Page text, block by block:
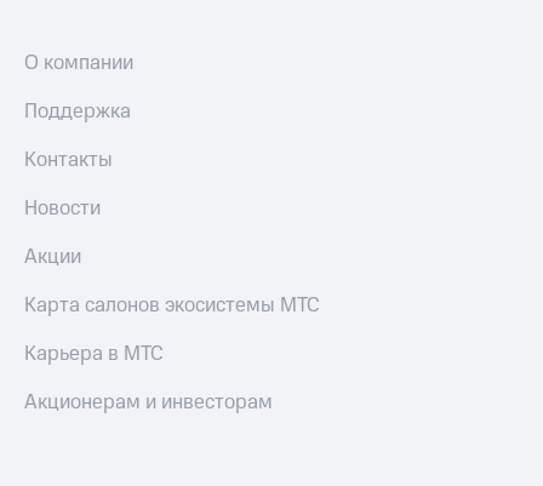
О компании
Поддержка
Контакты
Новости
Акции
Карта салонов экосистемы МТС
Карьера в МТС
Акционерам и инвесторам